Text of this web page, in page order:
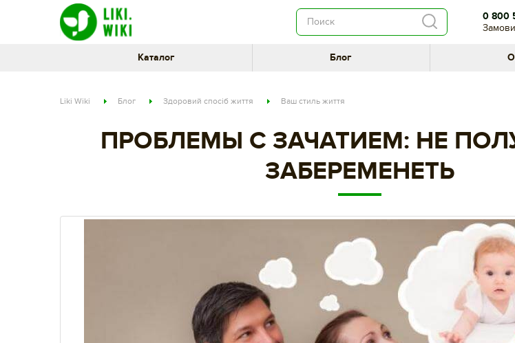
0 800
Каталог Блог
Liki Wiki Блог Здоровий спосіб життя Ваш стиль життя
ПРОБЛЕМЫ С ЗАЧАТИЕМ: НЕ
ЗАБЕРЕМЕНЕТЬ